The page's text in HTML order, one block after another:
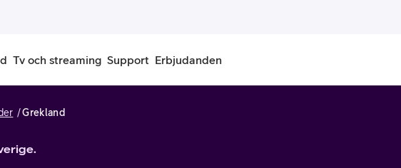
Tv och streaming Support Erbjudanden
Grekland